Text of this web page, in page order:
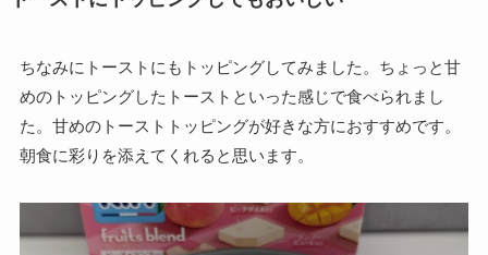
ちなみにトーストにもトッピングしてみました。ちょっと甘
めのトッピングしたトーストといった感じで食べられまし
た。甘めのトーストトッピングが好きな方におすすめです。
朝食に彩りを添えてくれると思います。